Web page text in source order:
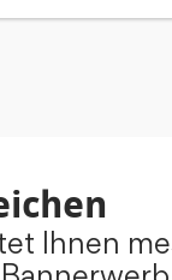
Ihnen